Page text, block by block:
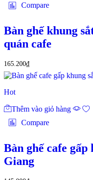
Compare
Bàn ghế khung
quán cafe
165.200₫
Hot
Thêm vào giỏ hàng
Compare
Bàn ghế cafe gấp
Giang